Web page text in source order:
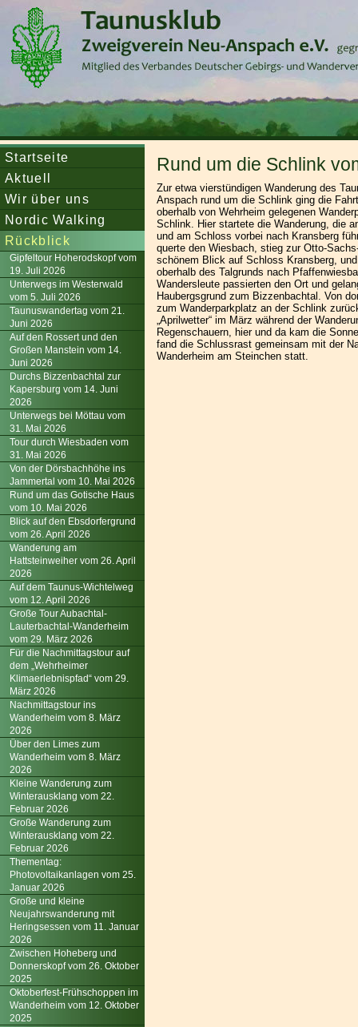
Startseite
Aktuell
Wir über uns
Nordic Walking
Rückblick
Gipfeltour Hoherodskopf vom
19. Juli 2026
Unterwegs im Westerwald
vom 5. Juli 2026
Taunuswandertag vom 21.
Juni 2026
Auf den Rossert und den
Großen Manstein vom 14.
Juni 2026
Durchs Bizzenbachtal zur
Kapersburg vom 14. Juni
2026
Unterwegs bei Möttau vom
31. Mai 2026
Tour durch Wiesbaden vom
31. Mai 2026
Von der Dörsbachhöhe ins
Jammertal vom 10. Mai 2026
Rund um das Gotische Haus
vom 10. Mai 2026
Blick auf den Ebsdorfergrund
vom 26. April 2026
Wanderung am
Hattsteinweiher vom 26. April
2026
Auf dem Taunus-Wichtelweg
vom 12. April 2026
Große Tour Aubachtal-
Lauterbachtal-Wanderheim
vom 29. März 2026
Für die Nachmittagstour auf
dem „Wehrheimer
Klimaerlebnispfad“ vom 29.
März 2026
Nachmittagstour ins
Wanderheim vom 8. März
2026
Über den Limes zum
Wanderheim vom 8. März
2026
Kleine Wanderung zum
Winterausklang vom 22.
Februar 2026
Große Wanderung zum
Winterausklang vom 22.
Februar 2026
Thementag:
Photovoltaikanlagen vom 25.
Januar 2026
Große und kleine
Neujahrswanderung mit
Heringsessen vom 11. Januar
2026
Zwischen Hoheberg und
Donnerskopf vom 26. Oktober
2025
Oktoberfest-Frühschoppen im
Wanderheim vom 12. Oktober
2025
Rund um die Schlink
Zur etwa vierstündigen Wanderung des
Anspach rund um die Schlink ging die
oberhalb von Wehrheim gelegenen
Schlink. Hier startete die Wanderung, die
und am Schloss vorbei nach Kransberg
querte den Wiesbach, stieg zur Otto-
schönem Blick auf Schloss Kransberg,
oberhalb des Talgrunds nach
Wandersleute passierten den Ort und
Haubergsgrund zum Bizzenbachtal. Von
zum Wanderparkplatz an der Schlink
„Aprilwetter“ im März während der
Regenschauern, hier und da kam die
fand die Schlussrast gemeinsam mit der
Wanderheim am Steinchen statt.